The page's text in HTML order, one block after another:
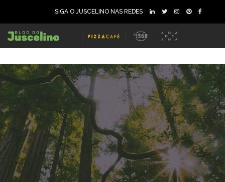
SIGA O JUSCELINO NAS REDES